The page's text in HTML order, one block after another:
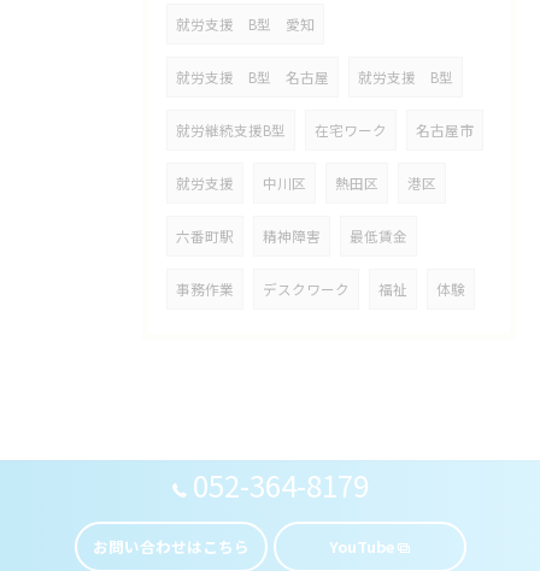
就労支援 B型 愛知
就労支援 B型 名古屋 就労支援 B型
就労継続支援B型 在宅ワーク 名古屋市
就労支援 中川区 熱田区 港区
六番町駅 精神障害 最低賃金
事務作業 デスクワーク 福祉 体験
052-364-8179
お問い合わせはこちら YouTube